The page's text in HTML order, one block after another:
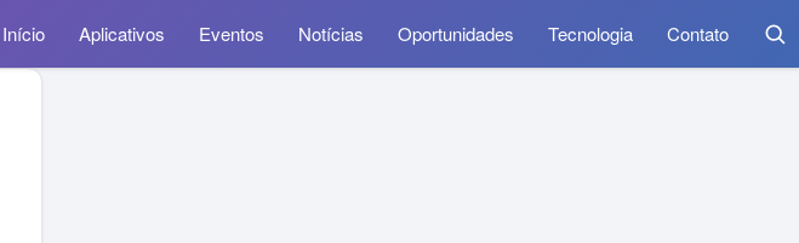
Início Aplicativos Eventos Notícias Oportunidades Tecnologia Contato